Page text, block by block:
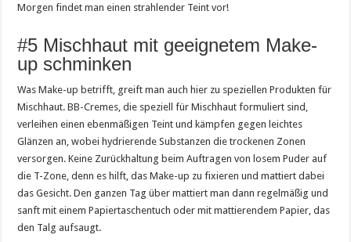
Morgen findet man einen strahlender Teint vor!
#5 Mischhaut mit geeignetem Make-
up schminken
Was Make-up betrifft, greift man auch hier zu speziellen Produkten für
Mischhaut. BB-Cremes, die speziell für Mischhaut formuliert sind,
verleihen einen ebenmäßigen Teint und kämpfen gegen leichtes
Glänzen an, wobei hydrierende Substanzen die trockenen Zonen
versorgen. Keine Zurückhaltung beim Auftragen von losem Puder auf
die T-Zone, denn es hilft, das Make-up zu fixieren und mattiert dabei
das Gesicht. Den ganzen Tag über mattiert man dann regelmäßig und
sanft mit einem Papiertaschentuch oder mit mattierendem Papier, das
den Talg aufsaugt.